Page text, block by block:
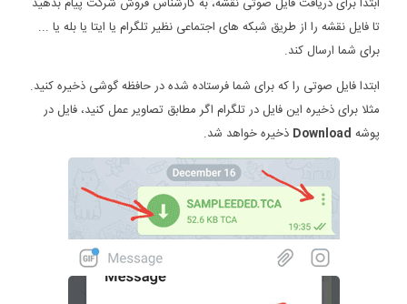
تا فایل نقشه را از طریق شبکه های اجتماعی نظیر تلگرام یا ایتا یا بله یا ...
برای شما ارسال کند.
ابتدا فایل صوتی را که برای شما فرستاده شده در حافظه گوشی ذخیره کنید.
مثلا برای ذخیره این فایل در تلگرام اگر مطابق تصاویر عمل کنید، فایل در
پوشه Download ذخیره خواهد شد.